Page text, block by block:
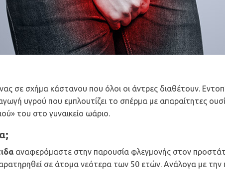
σε σχήμα κάστανου που όλοι οι άντρες διαθέτουν.
υγρού που εμπλουτίζει το σπέρμα με απαραίτητες
του στο γυναικείο ωάριο.
αναφερόμαστε στην παρουσία φλεγμονής στον
σε άτομα νεότερα των 50 ετών. Ανάλογα με